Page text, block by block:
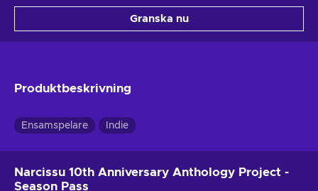
Granska nu
Produktbeskrivning
Ensamspelare Indie
Narcissu 10th Anniversary Anthology Project -
Season Pass